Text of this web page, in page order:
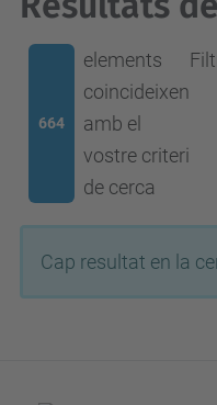
664
elements
coincideixen
amb el
vostre criteri
de cerca
Cap resultat en la